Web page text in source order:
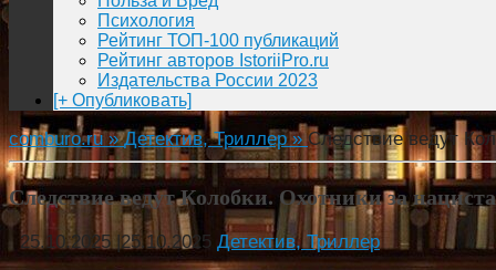
Психология
Рейтинг ТОП-100 публикаций
Рейтинг авторов IstoriiPro.ru
Издательства России 2023
[+ Опубликовать]
comburo.ru »Детектив, Триллер » Следствие ведут
Следствие ведут Колобки. Охотники за
25.10.2025 |25.10.2025 Детектив, Триллер